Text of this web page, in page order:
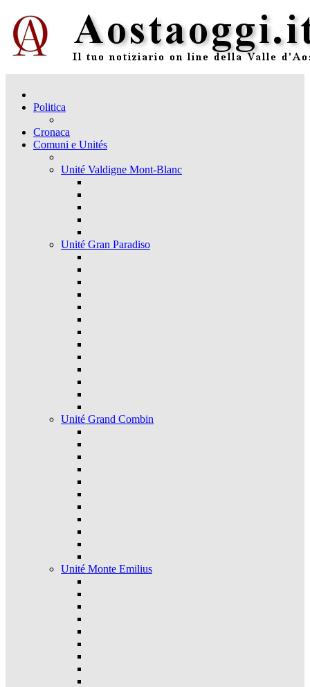
Politica
Cronaca
Comuni e Unités
Unité Valdigne Mont-Blanc
Unité Gran Paradiso
Unité Grand Combin
Unité Monte Emilius